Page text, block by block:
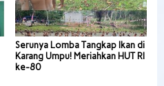
Serunya Lomba Tangkap Ikan di
Karang Umpu! Meriahkan HUT RI
ke-80